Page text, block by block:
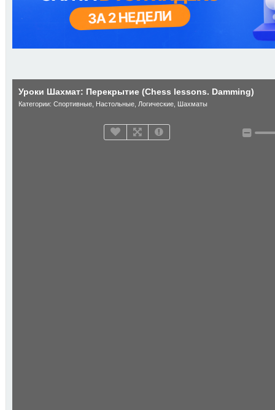
Уроки Шахмат: Перекрытие (Chess lessons. Damming)
Категории: Спортивные Настольные Логические Шахматы